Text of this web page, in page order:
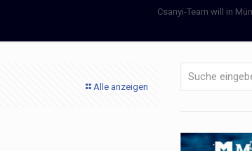
Csanyi-Team will in
Alle anzeigen